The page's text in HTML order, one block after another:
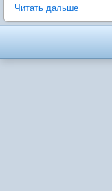
Читать дальше